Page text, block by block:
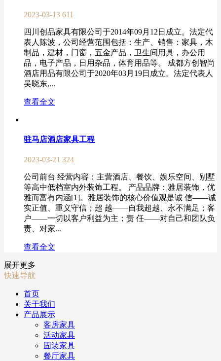
2023-03-13 611
四川创品家具有限公司于2014年09月12日成立。法定代
表人陈波，公司经营范围包括：生产、销售：家具，木
制品，建材，门窗，五金产品，卫生间用具，办公用
品，电子产品，日用杂品，体育用品等。 成都方创智尚
酒店用品有限公司于2020年03月19日成立。法定代表人
吴晓东,...
查看全文
驻马店酒店家具工程
2023-03-21 324
公司前台 经营内容：主营酒店、餐饮、娱乐空间、别墅
等高中低档室内外装饰工程。 产品品牌：雅居装饰，优
雅而富有内涵[1]。雅居装饰的核心价值观是诚 信——诚
实正值、重义守信；超 越——自我超越、永不满足；客
户——一切以客户利益为主；责 任——对自己和团队负
责、对家...
查看全文
展开更多
快速导航
首页
关于我们
产品展示
客房家具
活动家具
固装家具
餐厅家具